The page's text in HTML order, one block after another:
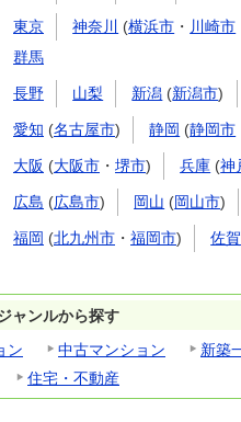
東京 神奈川 (横浜市 ・ 川崎市
群馬
長野 山梨 新潟 (新潟市)
愛知 (名古屋市) 静岡 (静岡市
大阪 (大阪市 ・ 堺市) 兵庫 (神
広島 (広島市) 岡山 (岡山市)
福岡 (北九州市 ・ 福岡市) 佐賀
ャンルから探す
ン
中古マンション 新築
住宅・不動産